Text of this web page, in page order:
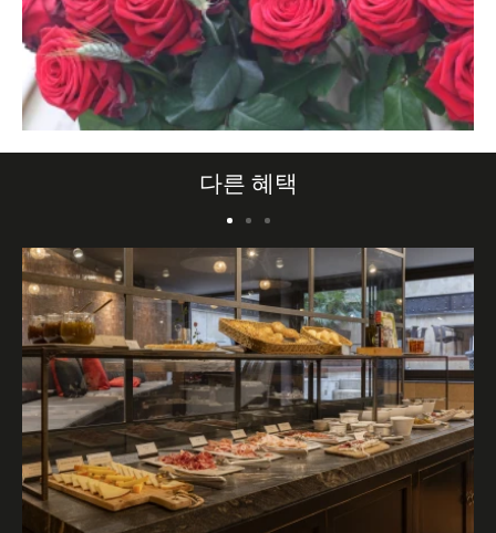
alt="Se ve un ramo de rosas rojas con hojas verdes en un
다른 혜택